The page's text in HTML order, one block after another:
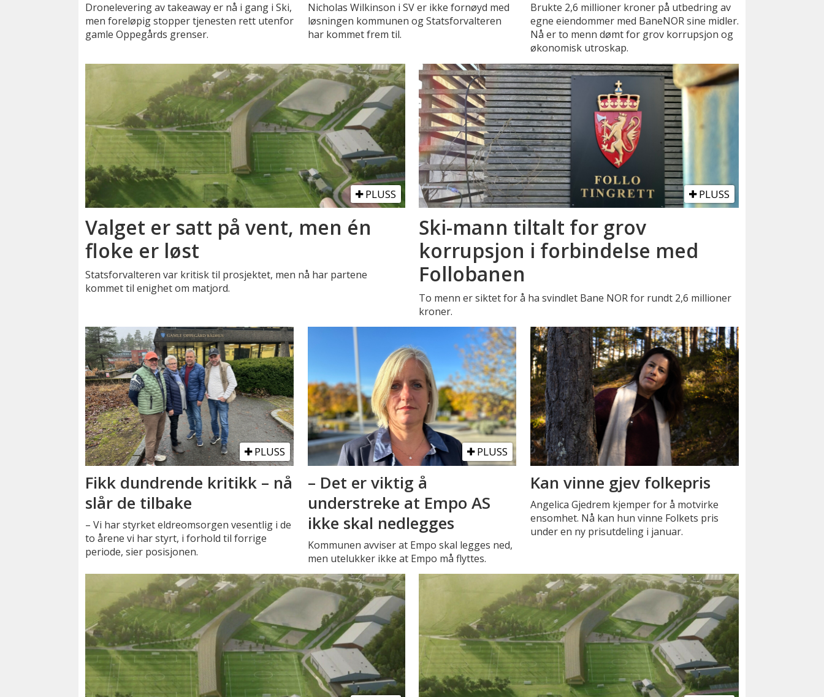
Dronelevering av takeaway er nå i gang i Ski,
men foreløpig stopper tjenesten rett utenfor
gamle Oppegårds grenser.
Nicholas Wilkinson i SV er ikke fornøyd med
løsningen kommunen og Statsforvalteren
har kommet frem til.
Brukte 2,6 millioner kroner på utbedring av
egne eiendommer med BaneNOR sine midler.
Nå er to menn dømt for grov korrupsjon og
økonomisk utroskap.
PLUSS
Valget er satt på vent, men én
floke er løst
Statsforvalteren var kritisk til prosjektet, men nå har partene
kommet til enighet om matjord.
PLUSS
Ski-mann tiltalt for grov
korrupsjon i forbindelse med
Follobanen
To menn er siktet for å ha svindlet Bane NOR for rundt 2,6 millioner
kroner.
PLUSS
Fikk dundrende kritikk – nå
slår de tilbake
– Vi har styrket eldreomsorgen vesentlig i de
to årene vi har styrt, i forhold til forrige
periode, sier posisjonen.
PLUSS
– Det er viktig å
understreke at Empo AS
ikke skal nedlegges
Kommunen avviser at Empo skal legges ned,
men utelukker ikke at Empo må flyttes.
Kan vinne gjev folkepris
Angelica Gjedrem kjemper for å motvirke
ensomhet. Nå kan hun vinne Folkets pris
under en ny prisutdeling i januar.